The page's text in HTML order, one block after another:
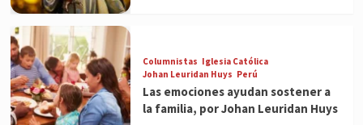
Columnistas Iglesia Católica
Johan Leuridan Huys Perú
Las emociones ayudan sostener a
la familia, por Johan Leuridan Huys